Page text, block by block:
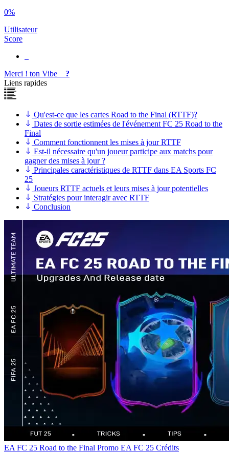
0%
Utilisateur
Score
Merci ! ton Vibe
?
Liens rapides
Qu'est-ce que les cartes Road to the Final (RTTF)?
Dates de sortie estimées de l'événement FC 25 Road to the
Final
Comment fonctionnent les mises à jour RTTF
Est-il nécessaire qu'un joueur participe aux matchs pour
gagner des mises à jour ?
Principales caractéristiques de RTTF dans EA Sports FC
25
Joueurs RTTF actuels et leurs mises à jour potentielles
Stratégies pour interagir avec RTTF
Conclusion
EA FC 25 Road to the Final Promo EA FC 25 Crédits